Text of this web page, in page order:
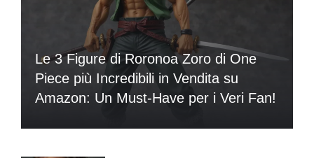
Le 3 Figure di Roronoa Zoro di One
Piece più Incredibili in Vendita su
Amazon: Un Must-Have per i Veri Fan!